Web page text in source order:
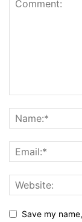
Save my